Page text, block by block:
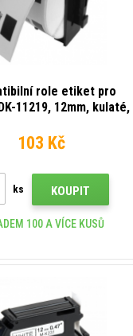
role etiket pro
11219, 12mm, kulaté,
103 Kč
ks KOUPIT
100 A VÍCE KUSŮ